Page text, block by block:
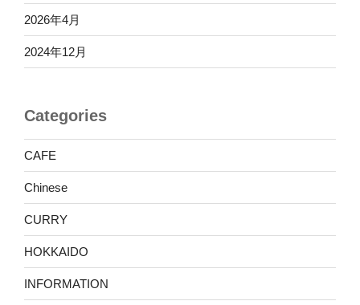
2026年4月
2024年12月
Categories
CAFE
Chinese
CURRY
HOKKAIDO
INFORMATION